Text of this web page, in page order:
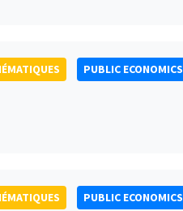
PUBLIC
PUBLIC